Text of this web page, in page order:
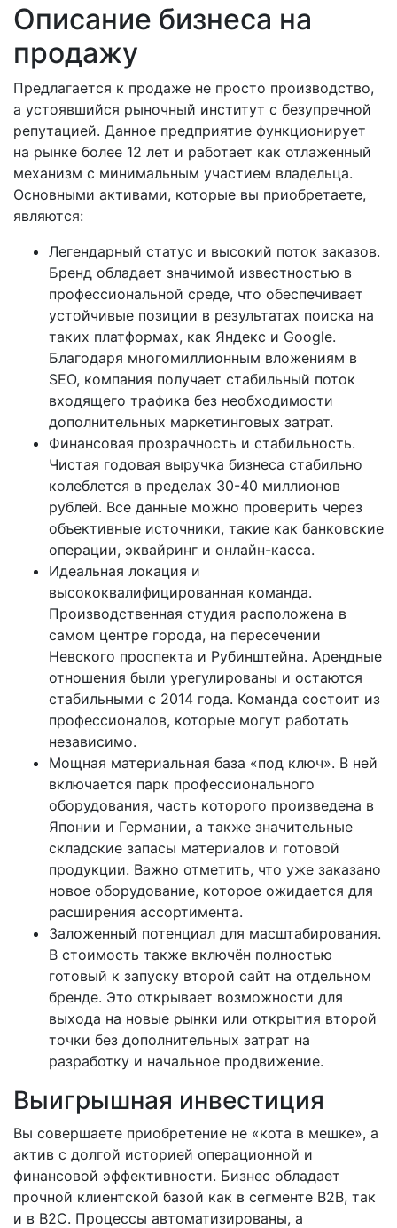
Описание бизнеса на
продажу
Предлагается к продаже не просто производство,
а устоявшийся рыночный институт с безупречной
репутацией. Данное предприятие функционирует
на рынке более 12 лет и работает как отлаженный
механизм с минимальным участием владельца.
Основными активами, которые вы приобретаете,
являются:
Легендарный статус и высокий поток заказов.
Бренд обладает значимой известностью в
профессиональной среде, что обеспечивает
устойчивые позиции в результатах поиска на
таких платформах, как Яндекс и Google.
Благодаря многомиллионным вложениям в
SEO, компания получает стабильный поток
входящего трафика без необходимости
дополнительных маркетинговых затрат.
Финансовая прозрачность и стабильность.
Чистая годовая выручка бизнеса стабильно
колеблется в пределах 30-40 миллионов
рублей. Все данные можно проверить через
объективные источники, такие как банковские
операции, эквайринг и онлайн-касса.
Идеальная локация и
высококвалифицированная команда.
Производственная студия расположена в
самом центре города, на пересечении
Невского проспекта и Рубинштейна. Арендные
отношения были урегулированы и остаются
стабильными с 2014 года. Команда состоит из
профессионалов, которые могут работать
независимо.
Мощная материальная база «под ключ». В ней
включается парк профессионального
оборудования, часть которого произведена в
Японии и Германии, а также значительные
складские запасы материалов и готовой
продукции. Важно отметить, что уже заказано
новое оборудование, которое ожидается для
расширения ассортимента.
Заложенный потенциал для масштабирования.
В стоимость также включён полностью
готовый к запуску второй сайт на отдельном
бренде. Это открывает возможности для
выхода на новые рынки или открытия второй
точки без дополнительных затрат на
разработку и начальное продвижение.
Выигрышная инвестиция
Вы совершаете приобретение не «кота в мешке», а
актив с долгой историей операционной и
финансовой эффективности. Бизнес обладает
прочной клиентской базой как в сегменте B2B, так
и в B2C. Процессы автоматизированы, а